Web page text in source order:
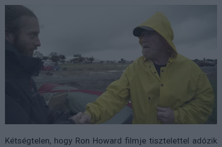
Kétségtelen, hogy Ron Howard filmje tisztelettel adózik